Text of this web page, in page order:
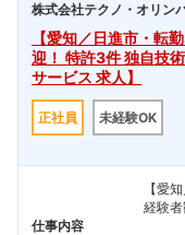
株式会社テクノ・オリン
【愛知／日進市・転
迎！ 特許3件 独自技
サービス 求人】
正社員 未経験OK
仕事内容
【愛
経験